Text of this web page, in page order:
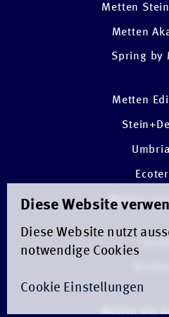
Metten
Metten
Spring by
Metten
Metten
Metten bei
Diese Website
Diese Website nutzt
notwendige Cookies
Cookie Einstellungen